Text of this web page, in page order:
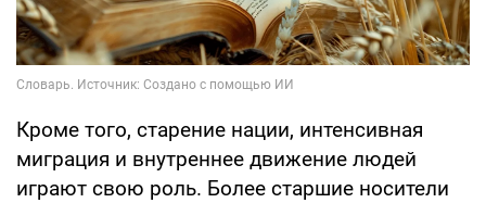
Кроме того, старение нации, интенсивная
миграция и внутреннее движение людей
играют свою роль. Более старшие носители